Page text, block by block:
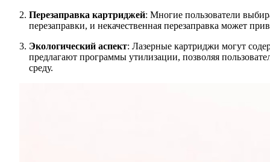
Перезаправка картриджей: Многие пользователи
перезаправки, и некачественная перезаправка может
Экологический аспект: Лазерные картриджи могут
предлагают программы утилизации, позволяя
среду.